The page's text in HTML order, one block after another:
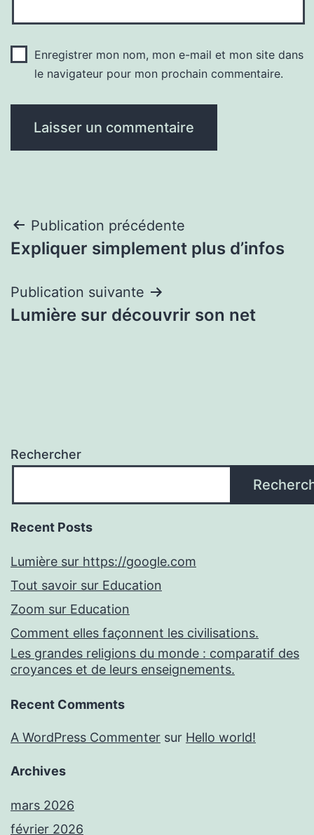
Enregistrer mon nom, mon e-mail et mon site dans
le navigateur pour mon prochain commentaire.
Navigation
de
l’article
Publication précédente
Expliquer simplement plus d’infos
Publication suivante
Lumière sur découvrir son net
Rechercher
Recent Posts
Lumière sur https://google.com
Tout savoir sur Education
Zoom sur Education
Comment elles façonnent les civilisations.
Les grandes religions du monde : comparatif des
croyances et de leurs enseignements.
Recent Comments
A WordPress Commenter sur Hello world!
Archives
mars 2026
février 2026